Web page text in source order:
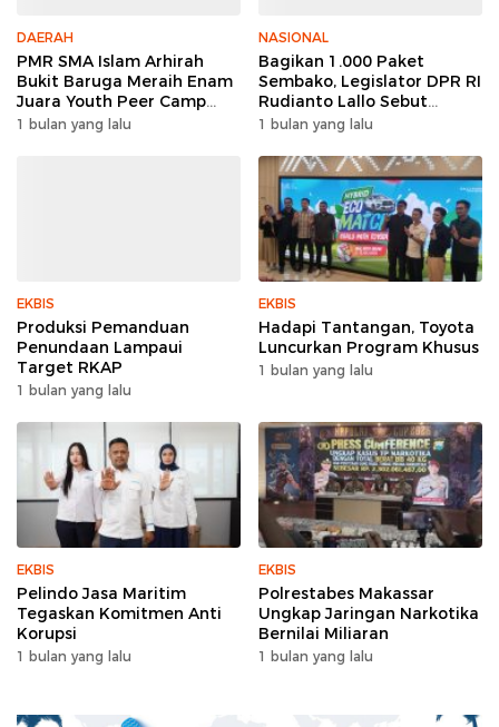
DAERAH
PMR SMA Islam Arhirah
Bukit Baruga Meraih Enam
Juara Youth Peer Camp
2026
1 bulan yang lalu
NASIONAL
Bagikan 1.000 Paket
Sembako, Legislator DPR RI
Rudianto Lallo Sebut
Kepercayaan Publik Ke
1 bulan yang lalu
EKBIS
Produksi Pemanduan
Penundaan Lampaui
Target RKAP
1 bulan yang lalu
EKBIS
Hadapi Tantangan, Toyota
Luncurkan Program Khusus
1 bulan yang lalu
EKBIS
Pelindo Jasa Maritim
Tegaskan Komitmen Anti
Korupsi
1 bulan yang lalu
EKBIS
Polrestabes Makassar
Ungkap Jaringan Narkotika
Bernilai Miliaran
1 bulan yang lalu